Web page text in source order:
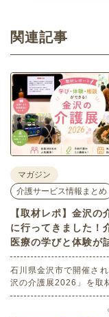
関連記事
マガジン
介護サービス情報まとめ
【取材レポ】金沢の
に行ってきました！
医療の学びと体験が
た1日。
石川県金沢市で開催さ
沢の介護展2026」を取
ました。医師による人
ら、気軽に参加できるミ